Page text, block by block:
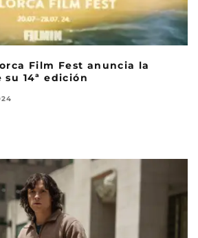
Film Fest anuncia la
14ª edición